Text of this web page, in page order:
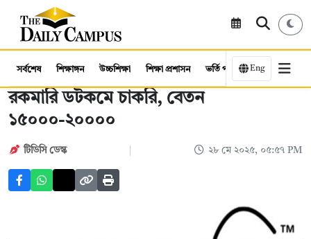
সর্বশেষ শিক্ষাঙ্গন উচ্চশিক্ষা শিক্ষা প্রশাসন ভর্তি পরীক্ষা কর্মসংস্থান
Eng
রকমারি ডটকমে চাকরি, বেতন
১৫০০০-২০০০০
টিডিসি ডেস্ক ২৮ মে ২০২৫, ০৫:৫৭ PM